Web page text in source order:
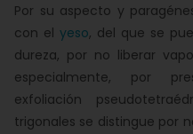
Por su aspecto y
con el yeso, del que se
dureza, por no liberar
especialmente, por
exfoliación
trigonales se distingue por